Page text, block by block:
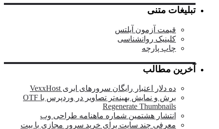
تبلیغات متنی
قیمت آزمون آیلتس
کلینیک روانشناسی
چاپ پارچه
آخرین مطالب
ده دلار اعتبار رایگان سرورهای ابری VexxHost
برش و نمایش بهینه‌تر تصاویر در وردپرس با OTF
Regenerate Thumbnails
انتشار هشتمین شماره ماهنامه طراحی وب
معرفی چند سایت برای خرید سرور مجازی با بیت